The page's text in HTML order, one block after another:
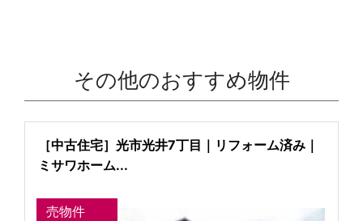
その他のおすすめ物件
［中古住宅］光市光井7丁目｜リフォーム済み｜
ミサワホーム...
売物件